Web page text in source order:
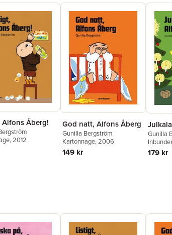
Åberg!
, 2012
God natt, Alfons Åberg
Gunilla Bergström
Kartonnage, 2006
149 kr
Gunilla
179 kr